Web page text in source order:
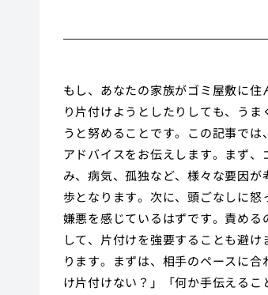
もし、あなたの家族がゴミ屋敷に
り片付けようとしたりしても、う
うと努めることです。この記事で
アドバイスをお伝えします。まず
み、病気、孤独など、様々な要因
歩となります。次に、頭ごなしに
嫌悪を感じているはずです。責め
して、片付けを強要することも避
ります。まずは、相手のペースに
け片付けない？」「何か手伝える